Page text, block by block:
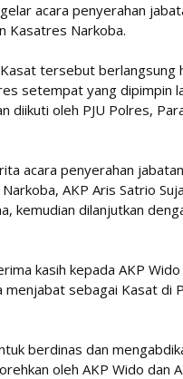
acara penyerahan
Kasatres Narkoba.
tersebut berlangsung
setempat yang dipimpin
diikuti oleh PJU Polres,
acara penyerahan
AKP Aris Satrio
kemudian dilanjutkan
kasih kepada AKP
sebagai Kasat di
berdinas dan
oleh AKP Wido dan